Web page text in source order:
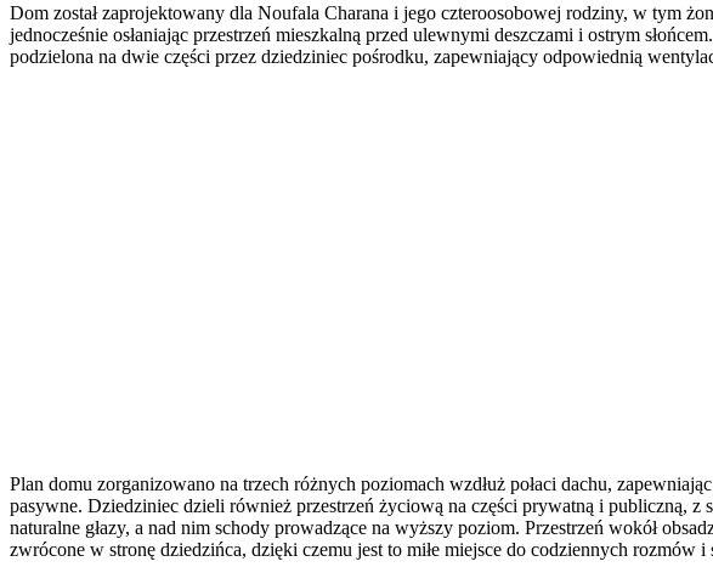
Dom został zaprojektowany dla Noufala Charana i jego czteroosobowej rodziny, w tym
jednocześnie osłaniając przestrzeń mieszkalną przed ulewnymi deszczami i ostrym
podzielona na dwie części przez dziedziniec pośrodku, zapewniający odpowiednią
Plan domu zorganizowano na trzech różnych poziomach wzdłuż połaci dachu,
pasywne. Dziedziniec dzieli również przestrzeń życiową na części prywatną i publiczną,
naturalne głazy, a nad nim schody prowadzące na wyższy poziom. Przestrzeń wokół
zwrócone w stronę dziedzińca, dzięki czemu jest to miłe miejsce do codziennych rozmów i